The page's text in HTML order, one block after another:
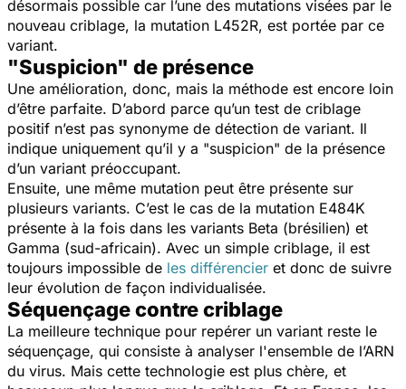
désormais possible car l’une des mutations visées par le
nouveau criblage, la mutation L452R, est portée par ce
variant.
"Suspicion" de présence
Une amélioration, donc, mais la méthode est encore loin
d’être parfaite. D’abord parce qu’un test de criblage
positif n’est pas synonyme de détection de variant. Il
indique uniquement qu’il y a "suspicion" de la présence
d’un variant préoccupant.
Ensuite, une même mutation peut être présente sur
plusieurs variants. C’est le cas de la mutation E484K
présente à la fois dans les variants Beta (brésilien) et
Gamma (sud-africain). Avec un simple criblage, il est
toujours impossible de les différencier et donc de suivre
leur évolution de façon individualisée.
Séquençage contre criblage
La meilleure technique pour repérer un variant reste le
séquençage, qui consiste à analyser l'ensemble de l’ARN
du virus. Mais cette technologie est plus chère, et